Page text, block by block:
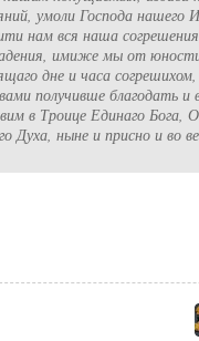
умоли Господа нашего
нам вся наша
имиже мы от
дне и часа
получивше благодать и
в Троице Единаго
Духа, ныне и присно и во